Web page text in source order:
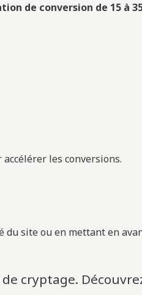
de conversion de 15 à
les conversions.
site ou en mettant en
cryptage.